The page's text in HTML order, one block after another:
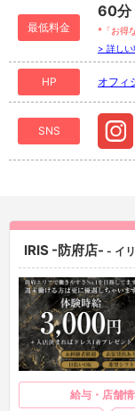
最低料金
60分
*「お得
> 詳しい
HP オフィ
SNS
IRIS -防府店- - イ
給与・店舗